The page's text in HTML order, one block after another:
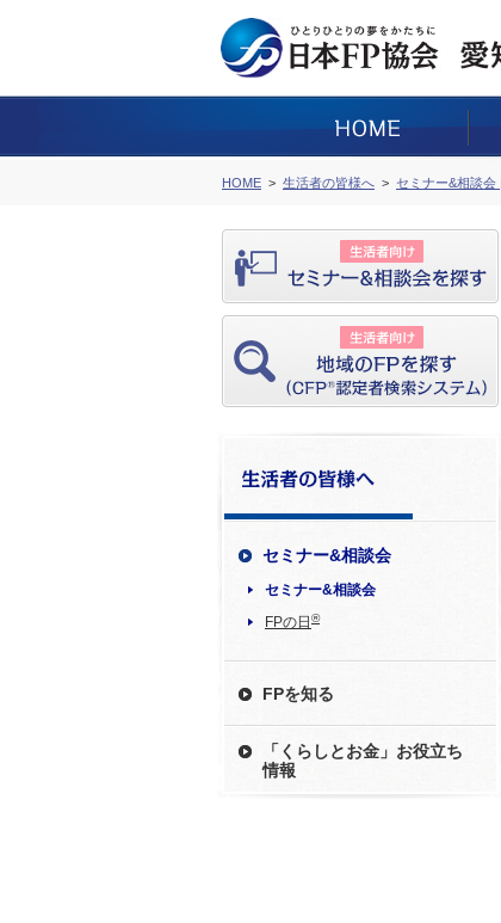
HOME 生活者の皆様へ セミナー&相談
セミナー&相談会
セミナー&相談会
FPの日 ®
FPを知る
「くらしとお金」お役立ち
情報